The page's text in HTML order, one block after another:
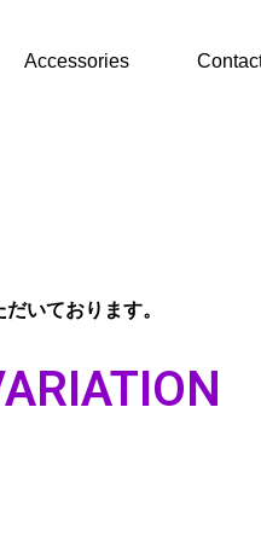
Accessories
いております。